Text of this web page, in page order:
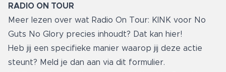
RADIO ON TOUR
Meer lezen over wat Radio On Tour: KINK voor No
Guts No Glory precies inhoudt? Dat kan hier!
Heb jij een specifieke manier waarop jij deze actie
steunt? Meld je dan aan via dit formulier.